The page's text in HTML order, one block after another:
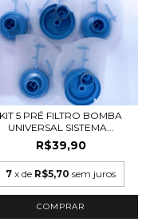
KIT 5 PRÉ FILTRO BOMBA
UNIVERSAL SISTEMA...
R$39,90
7 x de R$5,70 sem juros